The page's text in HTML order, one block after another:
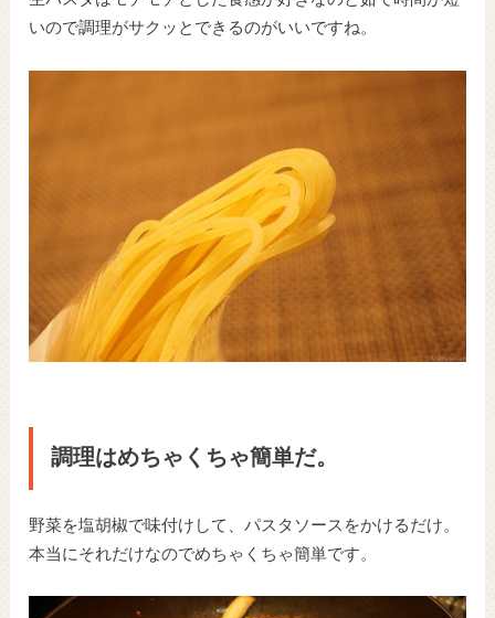
いので調理がサクッとできるのがいいですね。
調理はめちゃくちゃ簡単だ。
野菜を塩胡椒で味付けして、パスタソースをかけるだけ。
本当にそれだけなのでめちゃくちゃ簡単です。